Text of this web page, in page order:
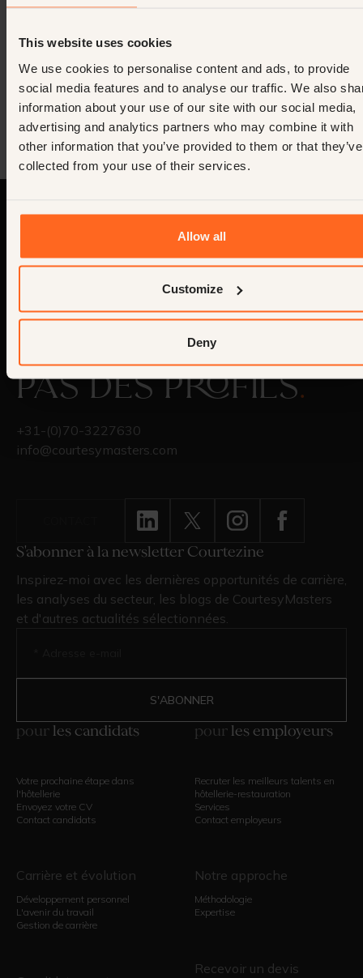
This website uses cookies
We use cookies to personalise content and ads, to provide
social media features and to analyse our traffic. We also
information about your use of our site with our social media,
advertising and analytics partners who may combine it with
other information that you’ve provided to them or that they’ve
collected from your use of their services.
Allow all
Customize
Deny
Nous voyons
des personnes,
pas des profils.
+31-(0)70-3227630
info@courtesymasters.com
S'abonner à la newsletter Courtezine
Inspirez-moi avec les dernières opportunités de carrière,
les analyses du secteur, les blogs de CourtesyMasters
et d'autres actualités sélectionnées.
pour les candidats
Votre prochaine étape dans
l'hôtellerie
Envoyez votre CV
Contact candidats
Carrière et évolution
Développement personnel
L'avenir du travail
Gestion de carrière
pour les employeurs
Recruter les meilleurs talents en
hôtellerie-restauration
Services
Contact employeurs
Notre approche
Méthodologie
Expertise
Recevoir un devis